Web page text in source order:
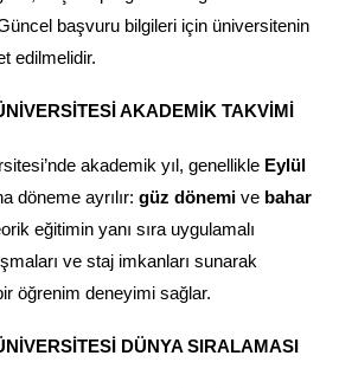
başvuru bilgileri için üniversitenin
edilmelidir.
AKADEMIK TAKVIMI
akademik yıl, genellikle Eylül
döneme ayrılır: güz dönemi ve bahar
eğitimin yanı sıra uygulamalı
ve staj imkanları sunarak
öğrenim deneyimi sağlar.
DÜNYA SIRALAMASI